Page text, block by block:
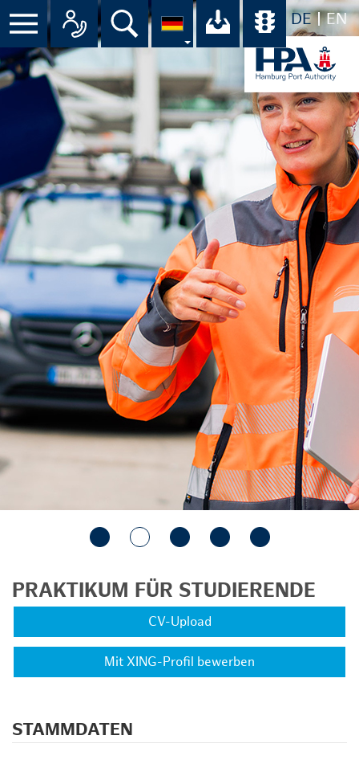
DE EN
Menü Alle Ansprechpartner im
Suche Ihr Download-
PRAKTIKUM FÜR STUDIERENDE
CV-Upload
Mit XING-Profil bewerben
STAMMDATEN